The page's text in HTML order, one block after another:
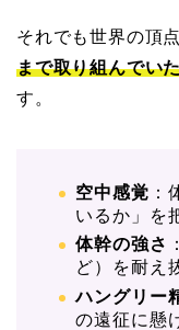
それでも世界の頂
まで取り組んでい
す。
空中感覚 ：
いるか」を
体幹の強さ
ど）を耐え
ハングリー
の遠征に懸